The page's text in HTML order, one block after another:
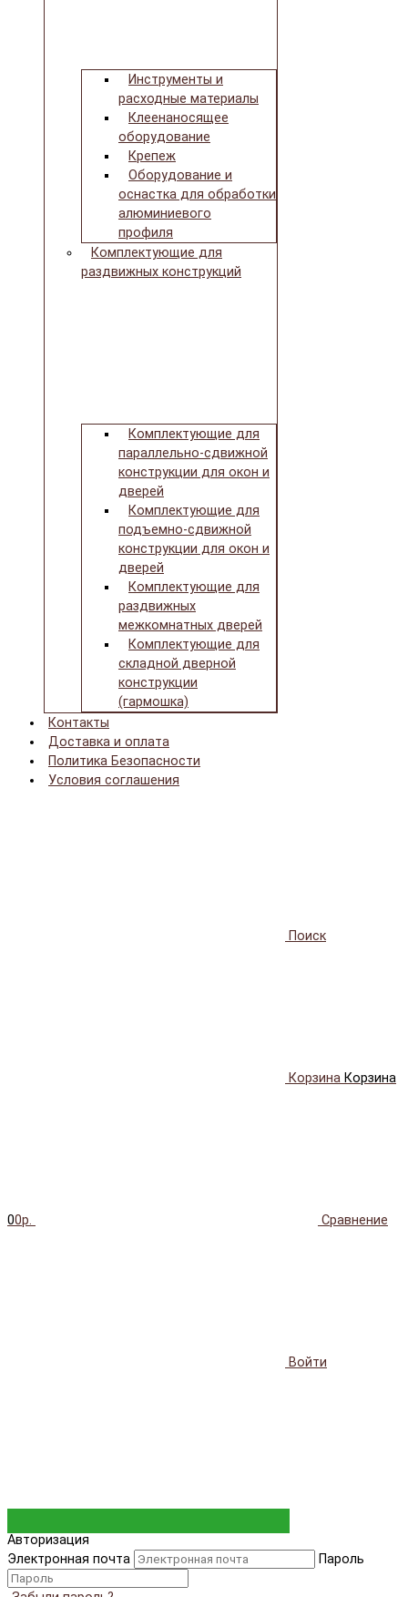
Инструменты и
расходные материалы
Клеенаносящее
оборудование
Крепеж
Оборудование и
оснастка для обработки
алюминиевого
профиля
Комплектующие для
раздвижных конструкций
Комплектующие для
параллельно-сдвижной
конструкции для окон и
дверей
Комплектующие для
подъемно-сдвижной
конструкции для окон и
дверей
Комплектующие для
раздвижных
межкомнатных дверей
Комплектующие для
складной дверной
конструкции
(гармошка)
Контакты
Доставка и оплата
Политика Безопасности
Условия соглашения
Поиск
Корзина Корзина
00р. Сравнение
Войти
Авторизация
Электронная почта
Пароль